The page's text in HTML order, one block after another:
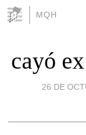
MQH
cayó
26 DE